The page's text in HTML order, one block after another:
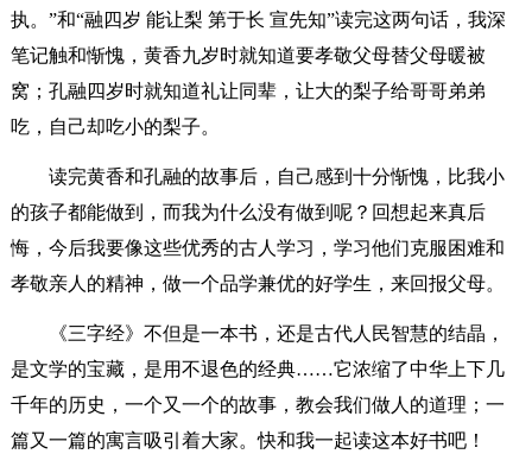
执。”和“融四岁 能让梨 第于长 宣先知”读完这两句话，我深
笔记触和惭愧，黄香九岁时就知道要孝敬父母替父母暖被
窝；孔融四岁时就知道礼让同辈，让大的梨子给哥哥弟弟
吃，自己却吃小的梨子。
读完黄香和孔融的故事后，自己感到十分惭愧，比我小
的孩子都能做到，而我为什么没有做到呢？回想起来真后
悔，今后我要像这些优秀的古人学习，学习他们克服困难和
孝敬亲人的精神，做一个品学兼优的好学生，来回报父母。
《三字经》不但是一本书，还是古代人民智慧的结晶，
是文学的宝藏，是用不退色的经典……它浓缩了中华上下几
千年的历史，一个又一个的故事，教会我们做人的道理；一
篇又一篇的寓言吸引着大家。快和我一起读这本好书吧！